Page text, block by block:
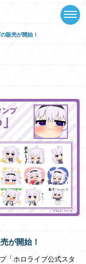
販売が開始！
が開始！
「ホロライブ公式スタ